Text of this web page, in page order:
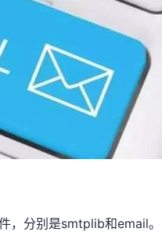
，分别是smtplib和email。